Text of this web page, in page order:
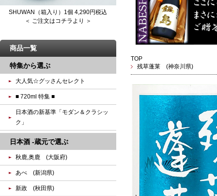
TOP
残草蓬莱 (神奈川県)
SHUWAN（箱入り）1個 4,290円税込
＜ ご注文はコチラより ＞
商品一覧
特集から選ぶ
大人気☆グッさんセレクト
■ 720ml 特集 ■
日本酒の新基準「モダン＆クラシッ
ク」
日本酒 -蔵元で選ぶ
秋鹿,奥鹿 (大阪府)
あべ (新潟県)
新政 (秋田県)